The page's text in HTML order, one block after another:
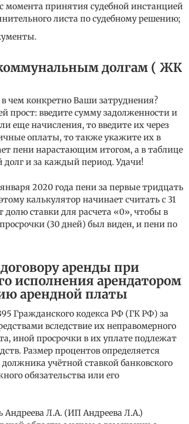
момента принятия судебной инстанцией
листа по судебному решению;
долгам ( ЖК
чем конкретно Ваши затруднения?
прост: введите сумму задолженности и
еще начисления, то введите их через
оплаты, то также укажите их в
пени нарастающим итогом, а в таблице
и за каждый период. Удачи!
2020 года пени за первые тридцать
калькулятор начинает считать с 31
долю ставки для расчета «0», чтобы в
(30 дней) был виден, и пени по
аренды при
исполнения арендатором
арендной платы
Гражданского кодекса РФ (ГК РФ) за
вследствие их неправомерного
иной просрочки в их уплате подлежат
Размер процентов определяется
учётной ставкой банковского
обязательства или его
Л.А. (ИП Андреева Л.А.)